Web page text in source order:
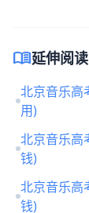
menu_book延伸阅
北京音乐高
用)
北京音乐高
钱)
北京音乐高
钱)